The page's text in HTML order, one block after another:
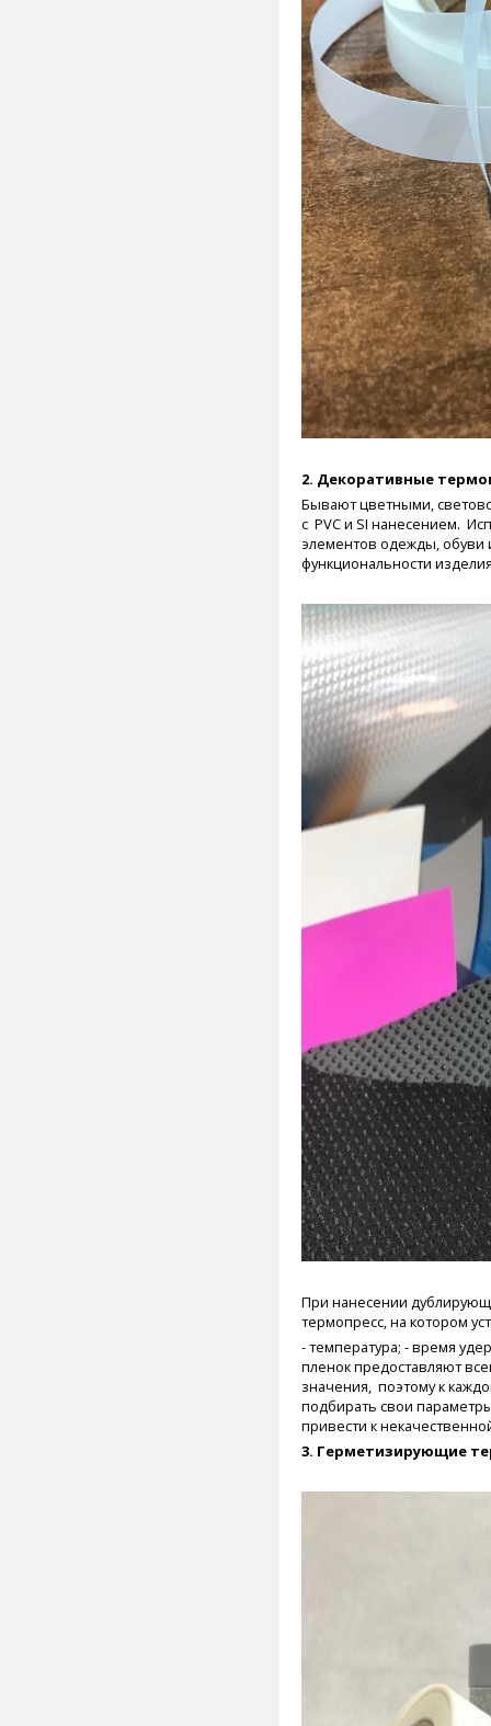
2. Декоративные
Бывают цветными,
c PVC и SI нанесением.
элементов одежды,
функциональности
При нанесении
термопресс, на котором
- температура; - время
пленок предоставляют
значения, поэтому к
подбирать свои
привести к
3. Герметизирующие